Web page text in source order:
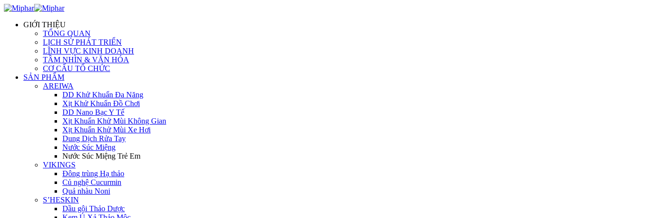
GIỚI THIỆU
TỔNG QUAN
LỊCH SỬ PHÁT TRIỂN
LĨNH VỰC KINH DOANH
TẦM NHÌN & VĂN HÓA
CƠ CẤU TỔ CHỨC
SẢN PHẨM
AREIWA
DD Khử Khuẩn Đa Năng
Xịt Khử Khuẩn Đồ Chơi
DD Nano Bạc Y Tế
Xịt Khuẩn Khử Mùi Không Gian
Xịt Khuẩn Khử Mùi Xe Hơi
Dung Dịch Rửa Tay
Nước Súc Miệng
Nước Súc Miệng Trẻ Em
VIKINGS
Đông trùng Hạ thảo
Củ nghệ Cucurmin
Quả nhàu Noni
S’HESKIN
Dầu gội Thảo Dược